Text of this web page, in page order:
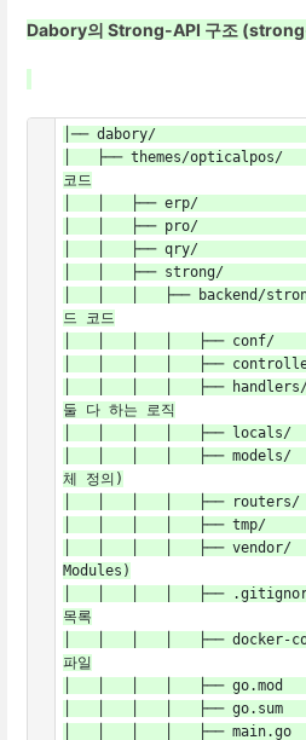
Dabory의 Strong-API 구조
│── dabory/                   #
│   ├── themes/opticalpos/
코드
│   │   ├── erp/              #
│   │   ├── pro/              #
│   │   ├── qry/              #
│   │   ├── strong/
│   │   │   ├── backend/
드 코드
│   │   │   │   ├── conf/
│   │   │   │   ├──
│   │   │   │   ├── handlers/ #
둘 다 하는 로직
│   │   │   │   ├── locals/   #
│   │   │   │   ├── models/
체 정의)
│   │   │   │   ├── routers/
│   │   │   │   ├── tmp/
│   │   │   │   ├── vendor/
Modules)
│   │   │   │   ├── .gitignore
목록
│   │   │   │   ├── docker-
파일
│   │   │   │   ├── go.mod
│   │   │   │   ├── go.sum
│   │   │   │   ├── main.go